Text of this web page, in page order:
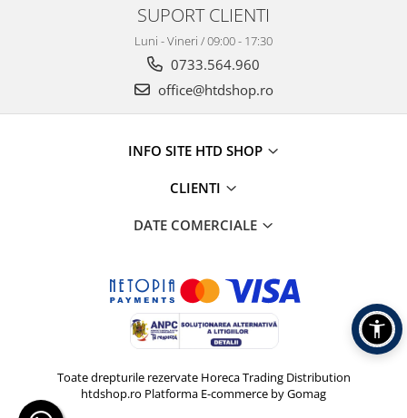
SUPORT CLIENTI
Luni - Vineri / 09:00 - 17:30
0733.564.960
office@htdshop.ro
INFO SITE HTD SHOP
CLIENTI
DATE COMERCIALE
Toate drepturile rezervate Horeca Trading Distribution
htdshop.ro Platforma E-commerce by Gomag